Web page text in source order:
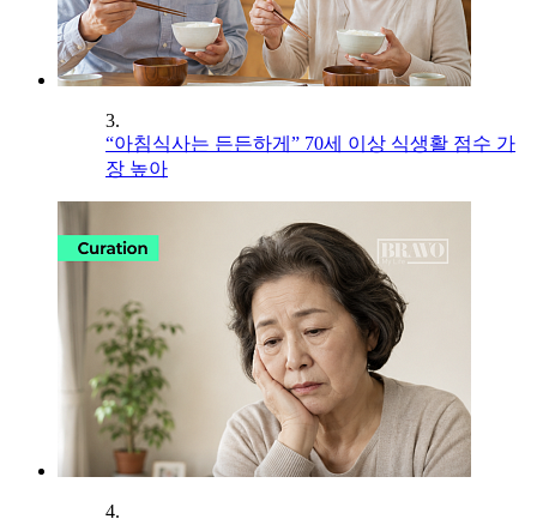
3.
“아침식사는 든든하게” 70세 이상 식생활 점수 가
장 높아
4.